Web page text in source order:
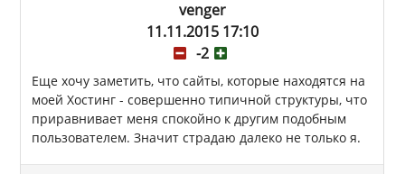
venger
11.11.2015 17:10
-2
Еще хочу заметить, что сайты, которые находятся на
моей Хостинг - совершенно типичной структуры, что
приравнивает меня спокойно к другим подобным
пользователем. Значит страдаю далеко не только я.